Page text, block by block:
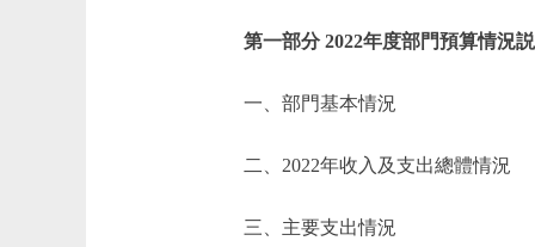
第一部分 2022年度部門預算情況
一、部門基本情況
二、2022年收入及支出總體情況
三、主要支出情況